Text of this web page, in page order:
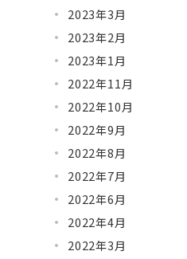
2023年3月
2023年2月
2023年1月
2022年11月
2022年10月
2022年9月
2022年8月
2022年7月
2022年6月
2022年4月
2022年3月